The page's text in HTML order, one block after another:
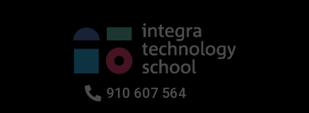
910 607 564